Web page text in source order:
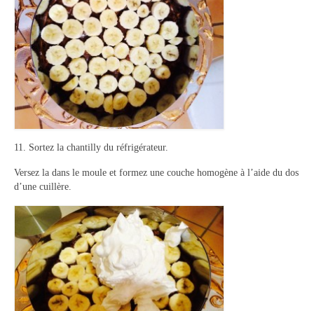
11. Sortez la chantilly du réfrigérateur.
Versez la dans le moule et formez une couche homogène à l’aide du dos
d’une cuillère.